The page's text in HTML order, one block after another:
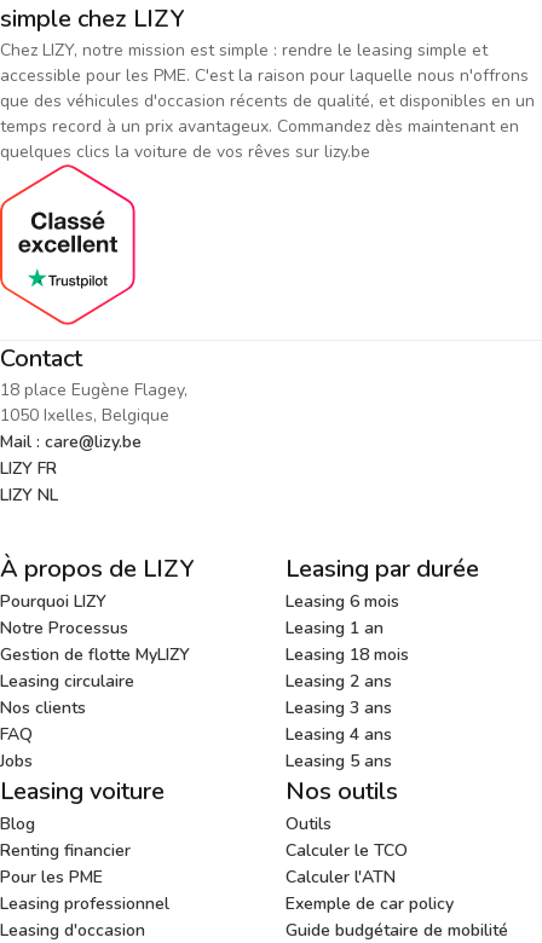
simple chez LIZY
Chez LIZY, notre mission est simple : rendre le leasing simple et
accessible pour les PME. C'est la raison pour laquelle nous n'offrons
que des véhicules d'occasion récents de qualité, et disponibles en un
temps record à un prix avantageux. Commandez dès maintenant en
quelques clics la voiture de vos rêves sur lizy.be
Contact
18 place Eugène Flagey,
1050 Ixelles, Belgique
Mail : care@lizy.be
LIZY FR
LIZY NL
À propos de LIZY
Pourquoi LIZY
Notre Processus
Gestion de flotte MyLIZY
Leasing circulaire
Nos clients
FAQ
Jobs
Leasing par durée
Leasing 6 mois
Leasing 1 an
Leasing 18 mois
Leasing 2 ans
Leasing 3 ans
Leasing 4 ans
Leasing 5 ans
Leasing voiture
Blog
Renting financier
Pour les PME
Leasing professionnel
Leasing d'occasion
Nos outils
Outils
Calculer le TCO
Calculer l'ATN
Exemple de car policy
Guide budgétaire de mobilité